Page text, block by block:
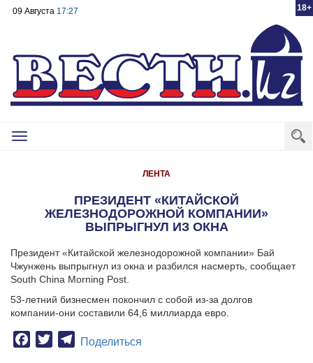
18+
09 Августа 17:27
Toggle
ЛЕНТА
ПРЕЗИДЕНТ «КИТАЙСКОЙ
ЖЕЛЕЗНОДОРОЖНОЙ КОМПАНИИ»
ВЫПРЫГНУЛ ИЗ ОКНА
Президент «Китайской железнодорожной компании» Бай
Чжунжень выпрыгнул из окна и разбился насмерть, сообщает
South China Morning Post.
53-летний бизнесмен покончил с собой из-за долгов
компании-они составили 64,6 миллиарда евро.
Facebook
TwitterTelegram
Поделиться